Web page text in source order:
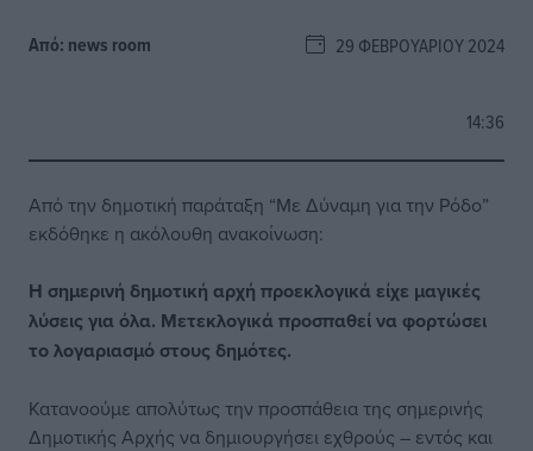
Από: news room 29 ΦΕΒΡΟΥΑΡΊΟΥ 2024
14:36
Από την δημοτική παράταξη “Με Δύναμη για την Ρόδο”
εκδόθηκε η ακόλουθη ανακοίνωση:
Η σημερινή δημοτική αρχή προεκλογικά είχε μαγικές
λύσεις για όλα. Μετεκλογικά προσπαθεί να φορτώσει
το λογαριασμό στους δημότες.
Κατανοούμε απολύτως την προσπάθεια της σημερινής
Δημοτικής Αρχής να δημιουργήσει εχθρούς – εντός και